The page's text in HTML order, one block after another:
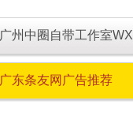
广州中圈自带工作室WX
广东条友网广告推荐